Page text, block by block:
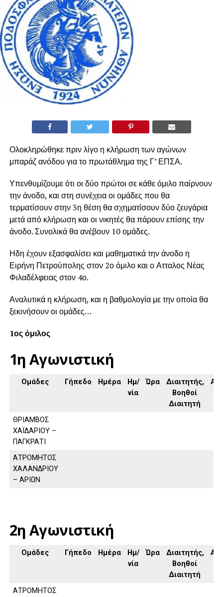
Ολοκληρώθηκε πριν λίγο η κλήρωση των αγώνων
μπαράζ ανόδου για το πρωτάθλημα της Γ’ ΕΠΣΑ.
Υπενθυμίζουμε ότι οι δύο πρώτοι σε κάθε όμιλο παίρνουν
την άνοδο, και στη συνέχεια οι ομάδες που θα
τερματίσουν στην 3η θέση θα σχηματίσουν δύο ζευγάρια
μετά από κλήρωση και οι νικητές θα πάρουν επίσης την
άνοδο. Συνολικά θα ανέβουν 10 ομάδες.
Ηδη έχουν εξασφαλίσει και μαθηματικά την άνοδο η
Ειρήνη Πετρούπολης στον 2ο όμιλο και ο Ατταλος Νέας
Φιλαδέλφειας στον 4ο.
Αναλυτικά η κλήρωση, και η βαθμολογία με την οποία θα
ξεκινήσουν οι ομάδες…
1ος όμιλος
1η Αγωνιστική
Ομάδες Γήπεδο Ημέρα
Ημ/
νία
Ώρα
Διαιτητής,
Βοηθοί
Διαιτητή
ΘΡΙΑΜΒΟΣ
ΧΑΪΔΑΡΙΟΥ –
ΠΑΓΚΡΑΤΙ
ΑΤΡΟΜΗΤΟΣ
ΧΑΛΑΝΔΡΙΟΥ
– ΑΡΙΩΝ
2η Αγωνιστική
Ομάδες Γήπεδο Ημέρα
Ημ/
νία
Ώρα
Διαιτητής,
Βοηθοί
Διαιτητή
ΑΤΡΟΜΗΤΟΣ